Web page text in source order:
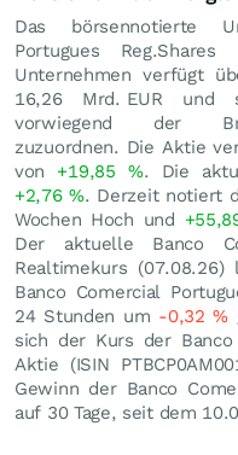
Das börsennotierte
Portugues
Unternehmen verfügt
16,26 Mrd. EUR und
vorwiegend der
zuzuordnen. Die Aktie
von +19,85 %. Die
+2,76%. Derzeit notiert
Wochen Hoch und
Der aktuelle Banco
Realtimekurs (07.08.26)
Banco Comercial
24 Stunden um -0,32%
sich der Kurs der Banco
Aktie (ISIN
Gewinn der Banco
auf 30 Tage, seit dem